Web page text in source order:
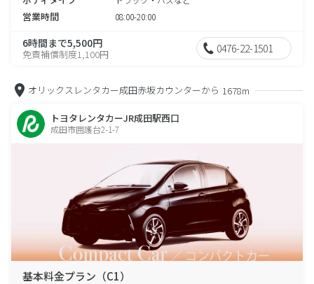
営業時間 08:00-20:00
6時間まで5,500円
免責補償制度1,100円 0476-22-1501
オリックスレンタカー成田赤坂カウンターから 1678m
トヨタレンタカーJR成田駅西口
成田市囲護台2-1-7
基本料金プラン（C1）